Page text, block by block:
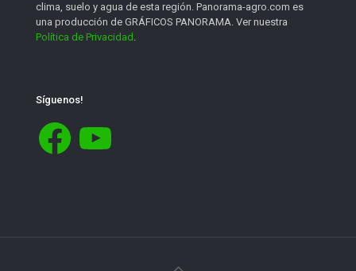
clima, suelo y agua de esta región. Panorama-agro.com es
una producción de GRÁFICOS PANORAMA. Ver nuestra
Política de Privacidad .
Síguenos!
Facebook